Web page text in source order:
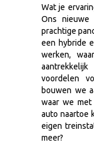
Wat je
Ons nieuwe
prachtige
een hybride
werken,
voordelen
bouwen we
waar we
auto naartoe
eigen
meer?